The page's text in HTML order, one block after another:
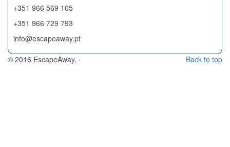
+351 966 569 105
+351 966 729 793
info@escapeaway.pt
Back to top
© 2016 EscapeAway. ·